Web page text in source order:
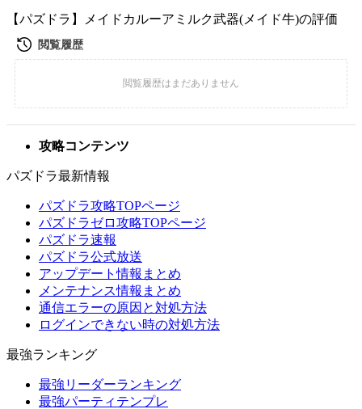
【パズドラ】メイドカルーアミルク武器(メイド牛)の評価
攻略コンテンツ
パズドラ最新情報
パズドラ攻略TOPページ
パズドラゼロ攻略TOPページ
パズドラ速報
パズドラ公式放送
アップデート情報まとめ
メンテナンス情報まとめ
通信エラーの原因と対処方法
ログインできない時の対処方法
最強ランキング
最強リーダーランキング
最強パーティテンプレ